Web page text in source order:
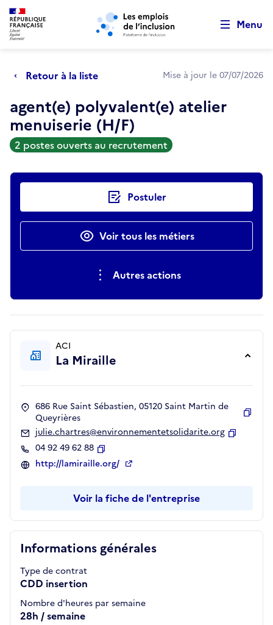
Aller au menu principal Aller au contenu principal
Menu
Retour à la liste Mise à jour le 07/07/2026
agent(e) polyvalent(e) atelier
menuiserie (H/F)
2 postes ouverts au recrutement
Actions rapides Postuler
Voir tous les métiers
Autres actions
Informations générales
Type de contrat
CDD insertion
Nombre d'heures par semaine
28h / semaine
ACI
La Miraille
686 Rue Saint Sébastien, 05120 Saint Martin de
Queyrières
julie.chartres@environnementetsolidarite.org
04 92 49 62 88
Copier
http://lamiraille.org/
Voir la fiche de l'entreprise
Retour au début de la page
Panneau de gestion des cookies